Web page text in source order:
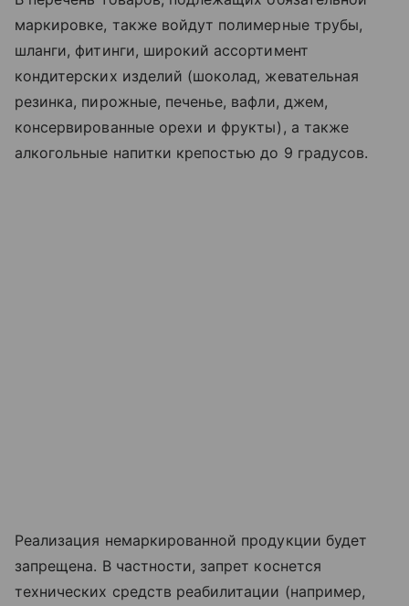
маркировке, также войдут полимерные трубы,
шланги, фитинги, широкий ассортимент
кондитерских изделий (шоколад, жевательная
резинка, пирожные, печенье, вафли, джем,
консервированные орехи и фрукты), а также
алкогольные напитки крепостью до 9 градусов.
Реализация немаркированной продукции будет
запрещена. В частности, запрет коснется
технических средств реабилитации (например,